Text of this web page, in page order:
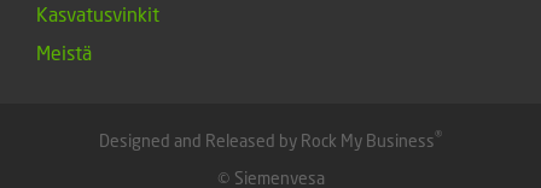
Kasvatusvinkit
Meistä
Designed and Released by Rock My Business®
© Siemenvesa